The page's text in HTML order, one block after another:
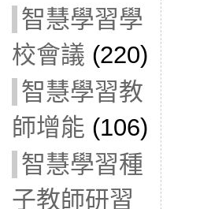
智慧學習學
校會議 (220)
智慧學習教
師增能 (106)
智慧學習種
子教師研習